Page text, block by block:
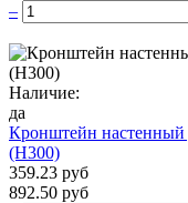
–
Наличие:
да
Кронштейн настенный
(H300)
359.23 руб
892.50 руб